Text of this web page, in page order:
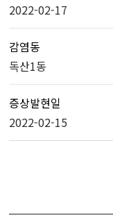
2022-02-17
감염동
독산1동
증상발현일
2022-02-15